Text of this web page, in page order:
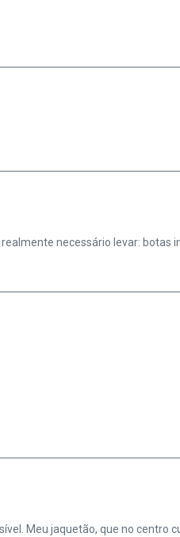
necessário levar: botas
Meu jaquetão, que no centro